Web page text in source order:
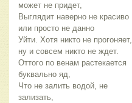
может не придет,
Выглядит наверно не красиво
или просто не данно
Уйти. Хотя никто не прогоняет,
ну и совсем никто не ждет.
Оттого по венам растекается
буквально яд,
Что не залить водой, не
зализать,